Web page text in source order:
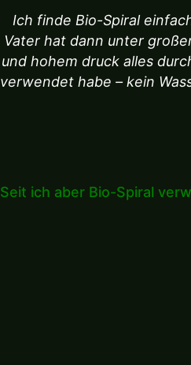
Ich finde Bio-Spiral
Vater hat dann unter
und hohem druck alles
verwendet habe – kein
Seit ich aber Bio-Spiral